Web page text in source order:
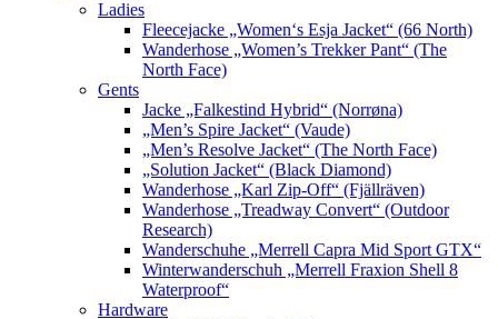
Ladies
Fleecejacke „Women‘s Esja Jacket“ (66 North)
Wanderhose „Women’s Trekker Pant“ (The
North Face)
Gents
Jacke „Falkestind Hybrid“ (Norrøna)
„Men’s Spire Jacket“ (Vaude)
„Men’s Resolve Jacket“ (The North Face)
„Solution Jacket“ (Black Diamond)
Wanderhose „Karl Zip-Off“ (Fjällräven)
Wanderhose „Treadway Convert“ (Outdoor
Research)
Wanderschuhe „Merrell Capra Mid Sport GTX“
Winterwanderschuh „Merrell Fraxion Shell 8
Waterproof“
Hardware